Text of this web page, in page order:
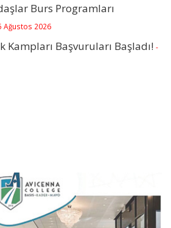
Burs Programları
Ağustos 2026
Kampları Başvuruları Başladı! -